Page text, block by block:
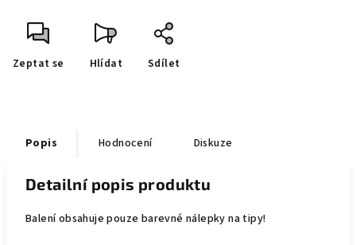
Zeptat se Hlídat Sdílet
Popis Hodnocení Diskuze
Detailní popis produktu
Balení obsahuje pouze barevné nálepky na tipy!